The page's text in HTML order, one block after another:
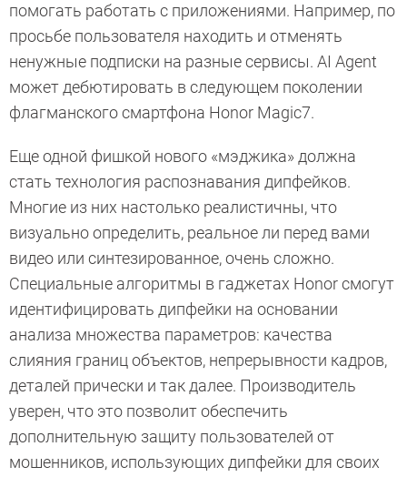
помогать работать с приложениями. Например, по
просьбе пользователя находить и отменять
ненужные подписки на разные сервисы. AI Agent
может дебютировать в следующем поколении
флагманского смартфона Honor Magic7.
Еще одной фишкой нового «мэджика» должна
стать технология распознавания дипфейков.
Многие из них настолько реалистичны, что
визуально определить, реальное ли перед вами
видео или синтезированное, очень сложно.
Специальные алгоритмы в гаджетах Honor смогут
идентифицировать дипфейки на основании
анализа множества параметров: качества
слияния границ объектов, непрерывности кадров,
деталей прически и так далее. Производитель
уверен, что это позволит обеспечить
дополнительную защиту пользователей от
мошенников, использующих дипфейки для своих